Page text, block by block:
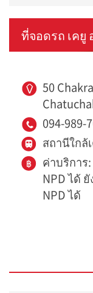
ที่จอดรถ เคยู
50
094-989-
สถานีใกล้
ค่าบริการ
NPD ได้
NPD ได้